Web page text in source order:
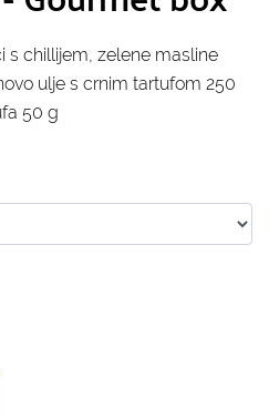
s chillijem, zelene masline
ulje s crnim tartufom 250
50 g